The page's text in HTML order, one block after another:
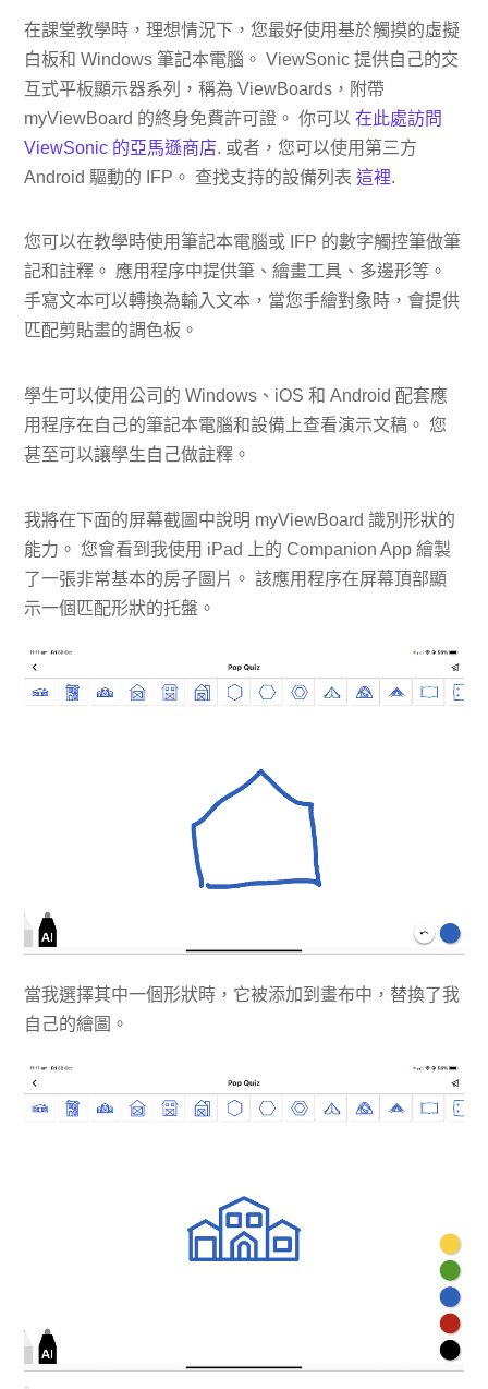
在課堂教學時，理想情況下，您最好使用基於觸摸的虛擬
白板和 Windows 筆記本電腦。 ViewSonic 提供自己的交
互式平板顯示器系列，稱為 ViewBoards，附帶
myViewBoard 的終身免費許可證。 你可以在此處訪問
ViewSonic 的亞馬遜商店. 或者，您可以使用第三方
Android 驅動的 IFP。 查找支持的設備列表這裡.
您可以在教學時使用筆記本電腦或 IFP 的數字觸控筆做筆
記和註釋。 應用程序中提供筆、繪畫工具、多邊形等。
手寫文本可以轉換為輸入文本，當您手繪對象時，會提供
匹配剪貼畫的調色板。
學生可以使用公司的 Windows、iOS 和 Android 配套應
用程序在自己的筆記本電腦和設備上查看演示文稿。 您
甚至可以讓學生自己做註釋。
我將在下面的屏幕截圖中說明 myViewBoard 識別形狀的
能力。 您會看到我使用 iPad 上的 Companion App 繪製
了一張非常基本的房子圖片。 該應用程序在屏幕頂部顯
示一個匹配形狀的托盤。
當我選擇其中一個形狀時，它被添加到畫布中，替換了我
自己的繪圖。